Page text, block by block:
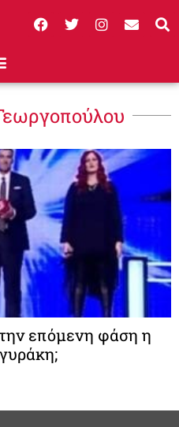
επόμενη φάση η